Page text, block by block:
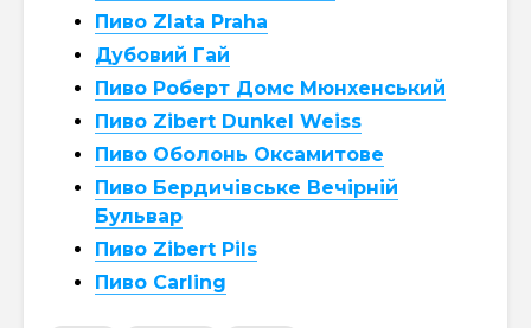
Пиво Zlata Praha
Дубовий Гай
Пиво Роберт Домс Мюнхенський
Пиво Zibert Dunkel Weiss
Пиво Оболонь Оксамитове
Пиво Бердичівське Вечірній
Бульвар
Пиво Zibert Pils
Пиво Carling